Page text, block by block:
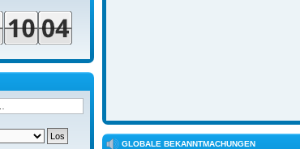
GLOBALE BEKANNTMACHUNGEN